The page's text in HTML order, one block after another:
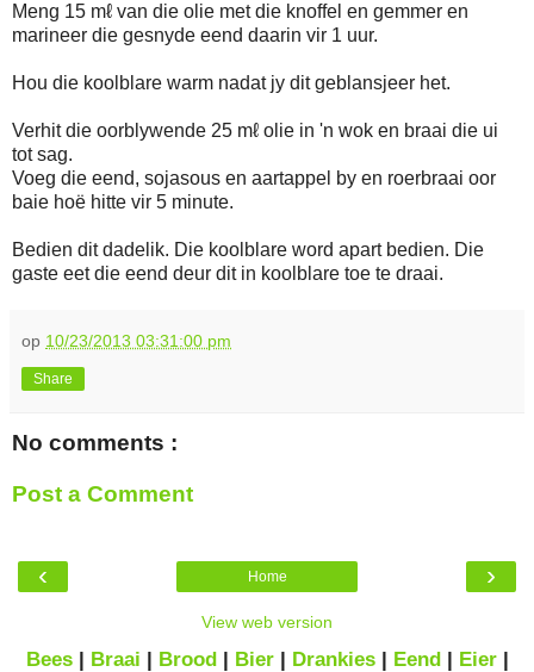
Meng 15 mℓ van die olie met die knoffel en gemmer en
marineer die gesnyde eend daarin vir 1 uur.
Hou die koolblare warm nadat jy dit geblansjeer het.
Verhit die oorblywende 25 mℓ olie in 'n wok en braai die ui
tot sag.
Voeg die eend, sojasous en aartappel by en roerbraai oor
baie hoë hitte vir 5 minute.
Bedien dit dadelik. Die koolblare word apart bedien. Die
gaste eet die eend deur dit in koolblare toe te draai.
op 10/23/2013 03:31:00 pm
Share
No comments :
Post a Comment
‹ ›
Home
View web version
Bees| Braai | Brood| Bier| Drankies| Eend| Eier|